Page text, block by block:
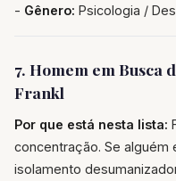
- Gênero: Psicologia /
7. Homem em Busca
Frankl
Por que está nesta lista:
concentração. Se alguém
isolamento